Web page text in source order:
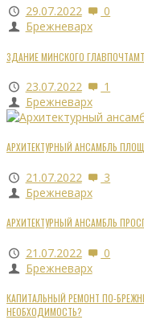
29.07.2022
0
Брежневарх
ЗДАНИЕ МИНСКОГО
23.07.2022
1
Брежневарх
АРХИТЕКТУРНЫЙ АНСАМБЛЬ
21.07.2022
3
Брежневарх
АРХИТЕКТУРНЫЙ АНСАМБЛЬ
21.07.2022
0
Брежневарх
КАПИТАЛЬНЫЙ РЕМОНТ ПО-
НЕОБХОДИМОСТЬ?